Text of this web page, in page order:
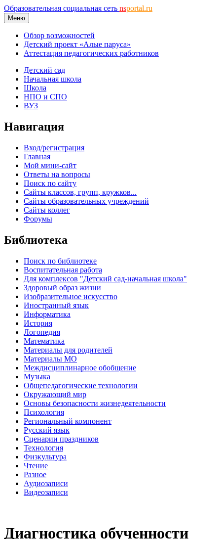
Образовательная социальная сеть nsportal.ru
Меню
Обзор возможностей
Детский проект «Алые паруса»
Аттестация педагогических работников
Детский сад
Начальная школа
Школа
НПО и СПО
ВУЗ
Навигация
Вход/регистрация
Главная
Мой мини-сайт
Ответы на вопросы
Поиск по сайту
Сайты классов, групп, кружков...
Сайты образовательных учреждений
Сайты коллег
Форумы
Библиотека
Поиск по библиотеке
Воспитательная работа
Для комплексов "Детский сад-начальная школа"
Здоровый образ жизни
Изобразительное искусство
Иностранный язык
Информатика
История
Логопедия
Математика
Материалы для родителей
Материалы МО
Междисциплинарное обобщение
Музыка
Общепедагогические технологии
Окружающий мир
Основы безопасности жизнедеятельности
Психология
Региональный компонент
Русский язык
Сценарии праздников
Технология
Физкультура
Чтение
Разное
Аудиозаписи
Видеозаписи
Диагностика обученности